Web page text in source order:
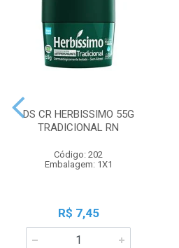
DS CR HERBISSIMO 55G
TRADICIONAL RN
Código: 202
Embalagem: 1X1
R$ 7,45